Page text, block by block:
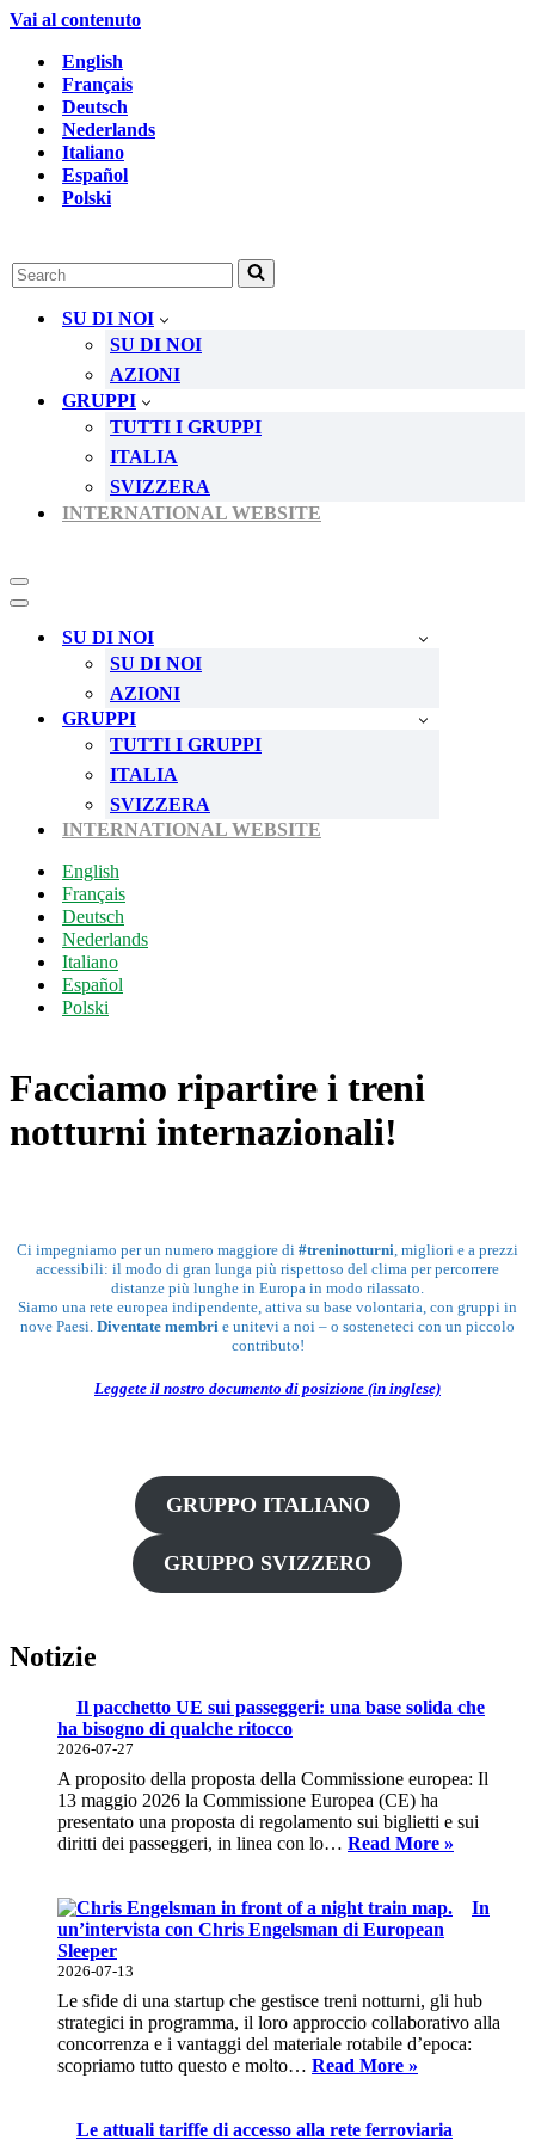
Vai al contenuto
English
Français
Deutsch
Nederlands
Italiano
Español
Polski
Ricerca
per
SU DI NOI
SU DI NOI
AZIONI
GRUPPI
TUTTI I GRUPPI
ITALIA
SVIZZERA
INTERNATIONAL WEBSITE
Menu
di
Menu
navigazioneSU DI NOI
SU DI NOI
AZIONI
GRUPPI
TUTTI I GRUPPI
ITALIA
SVIZZERA
INTERNATIONAL WEBSITE
English
Français
Deutsch
Nederlands
Italiano
Español
Polski
Facciamo ripartire i treni
notturni internazionali!
Ci impegniamo per un numero maggiore di #treninotturni, migliori e a prezzi
accessibili: il modo di gran lunga più rispettoso del clima per percorrere
distanze più lunghe in Europa in modo rilassato.
Siamo una rete europea indipendente, attiva su base volontaria, con gruppi in
nove Paesi. Diventate membri e unitevi a noi – o sosteneteci con un piccolo
contributo!
Leggete il nostro documento di posizione (in inglese)
GRUPPO ITALIANO
GRUPPO SVIZZERO
Notizie
Il pacchetto UE sui passeggeri: una base solida che
ha bisogno di qualche ritocco
2026-07-27
A proposito della proposta della Commissione europea: Il
13 maggio 2026 la Commissione Europea (CE) ha
presentato una proposta di regolamento sui biglietti e sui
diritti dei passeggeri, in linea con lo… Read More »
sui
solida
che
ha
bisogno
In
un’intervista con Chris Engelsman di European
Sleeper
2026-07-13
Le sfide di una startup che gestisce treni notturni, gli hub
strategici in programma, il loro approccio collaborativo alla
concorrenza e i vantaggi del materiale rotabile d’epoca:
scopriamo tutto questo e molto… Read More »
Chris
Le attuali tariffe di accesso alla rete ferroviaria